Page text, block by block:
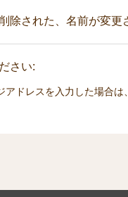
除された、名前が変更
さい:
アドレスを入力した場合